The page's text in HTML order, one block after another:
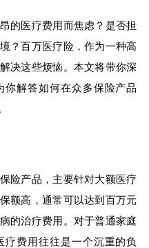
的医疗费用而焦虑？是否担
？百万医疗险，作为一种高
决这些烦恼。本文将带你深
你解答如何在众多保险产品
险产品，主要针对大额医疗
额高，通常可以达到百万元
的治疗费用。对于普通家庭
费用往往是一个沉重的负